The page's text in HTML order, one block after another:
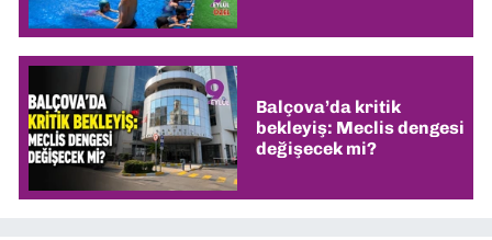
Balçova’da kritik
bekleyiş: Meclis dengesi
değişecek mi?